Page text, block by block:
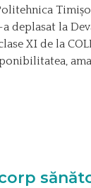
deplasat la
XI de la